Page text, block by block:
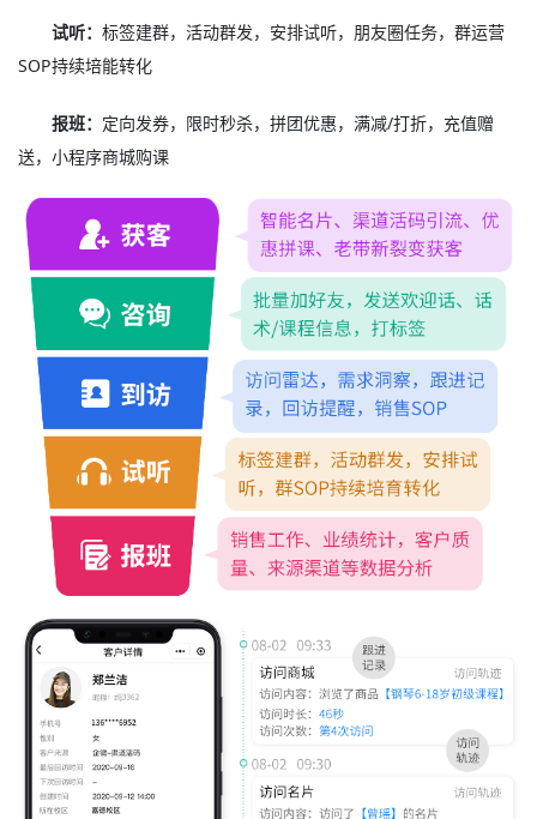
试听：标签建群，活动群发，安排试听，朋友圈任务，群运营
SOP持续培能转化
报班： 定向发券，限时秒杀，拼团优惠，满减/打折，充值赠
送，小程序商城购课